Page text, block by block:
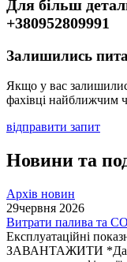
Для більш
+380952809991
Залишились
Якщо у вас
фахівці найближчим
відправити запит
Новини та
Архів новин
29червня 2026
Витрати палива та
Експлуатаційні
ЗАВАНТАЖИТИ *Дані